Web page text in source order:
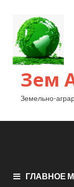
Зем
Земельно-
ГЛАВНОЕ